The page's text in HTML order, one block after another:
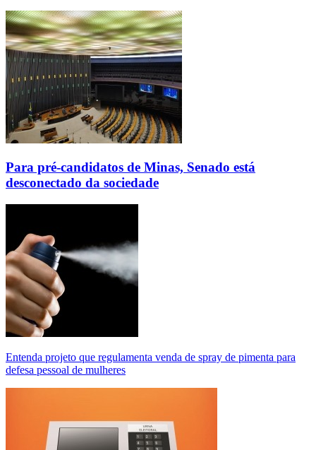
Para pré-candidatos de Minas, Senado está
desconectado da sociedade
Entenda projeto que regulamenta venda de spray de pimenta para
defesa pessoal de mulheres